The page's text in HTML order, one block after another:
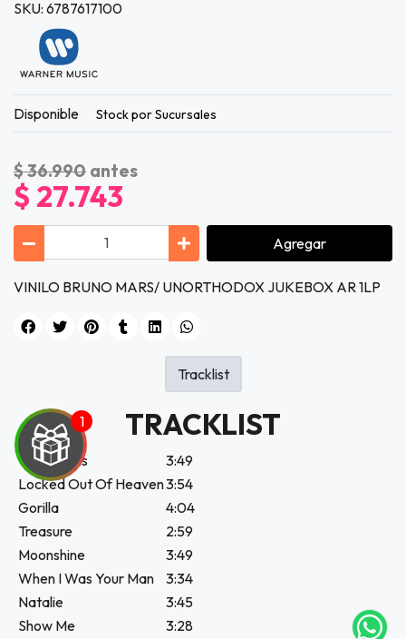
correo
SKU: 6787617100
Disponible Stock por Sucursales
$ 36.990 antes
$ 27.743
Agregar
VINILO BRUNO MARS/ UNORTHODOX JUKEBOX AR 1LP
TRACKLIST
Young Girls
3:49
Locked Out Of Heaven3:54
Gorilla
4:04
Treasure
2:59
Moonshine
3:49
When I Was Your Man
3:34
Natalie
3:45
Show Me
3:28
Tracklist